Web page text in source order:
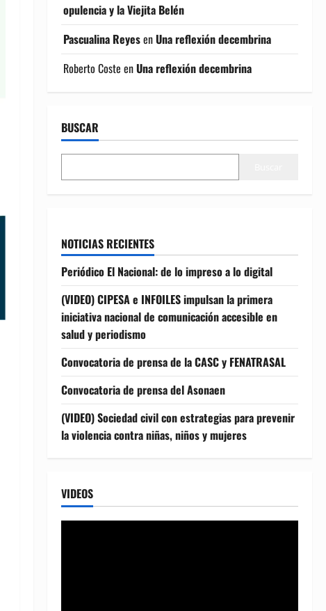
opulencia y la Viejita Belén
Pascualina ReyesenUna reflexión decembrina
Roberto Coste enUna reflexión decembrina
BUSCAR
NOTICIAS RECIENTES
Periódico El Nacional: de lo impreso a lo digital
(VIDEO) CIPESA e INFOILES impulsan la primera
iniciativa nacional de comunicación accesible en
salud y periodismo
Convocatoria de prensa de la CASC y FENATRASAL
Convocatoria de prensa del Asonaen
(VIDEO) Sociedad civil con estrategias para prevenir
la violencia contra niñas, niños y mujeres
VIDEOS